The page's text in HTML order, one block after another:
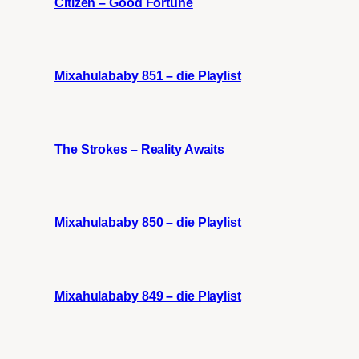
Mixahulababy 851 – die Playlist
The Strokes – Reality Awaits
Mixahulababy 850 – die Playlist
Mixahulababy 849 – die Playlist